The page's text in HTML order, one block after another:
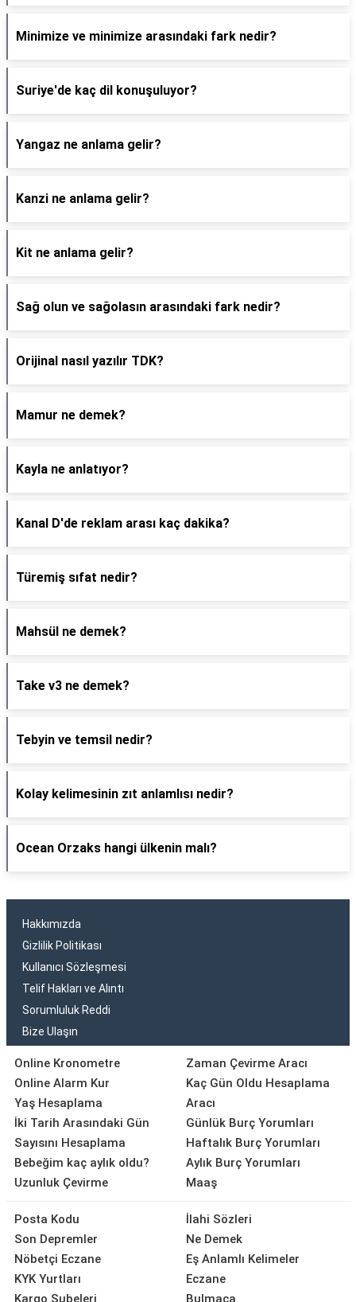
Minimize ve minimize arasındaki fark nedir?
Suriye'de kaç dil konuşuluyor?
Yangaz ne anlama gelir?
Kanzi ne anlama gelir?
Kit ne anlama gelir?
Sağ olun ve sağolasın arasındaki fark nedir?
Orijinal nasıl yazılır TDK?
Mamur ne demek?
Kayla ne anlatıyor?
Kanal D'de reklam arası kaç dakika?
Türemiş sıfat nedir?
Mahsül ne demek?
Take v3 ne demek?
Tebyin ve temsil nedir?
Kolay kelimesinin zıt anlamlısı nedir?
Ocean Orzaks hangi ülkenin malı?
Hakkımızda
Gizlilik Politikası
Kullanıcı Sözleşmesi
Telif Hakları ve Alıntı
Sorumluluk Reddi
Bize Ulaşın
Online Kronometre
Online Alarm Kur
Yaş Hesaplama
İki Tarih Arasındaki Gün
Sayısını Hesaplama
Bebeğim kaç aylık oldu?
Uzunluk Çevirme
Zaman Çevirme Aracı
Kaç Gün Oldu Hesaplama
Aracı
Günlük Burç Yorumları
Haftalık Burç Yorumları
Aylık Burç Yorumları
Maaş
Posta Kodu
Son Depremler
Nöbetçi Eczane
KYK Yurtları
Kargo Şubeleri
İlahi Sözleri
Ne Demek
Eş Anlamlı Kelimeler
Eczane
Bulmaca